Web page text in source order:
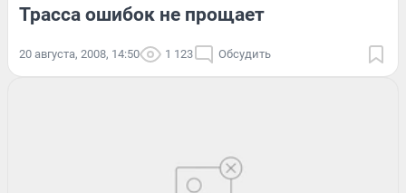
Трасса ошибок не прощает
20 августа, 2008, 14:50 1 123 Обсудить